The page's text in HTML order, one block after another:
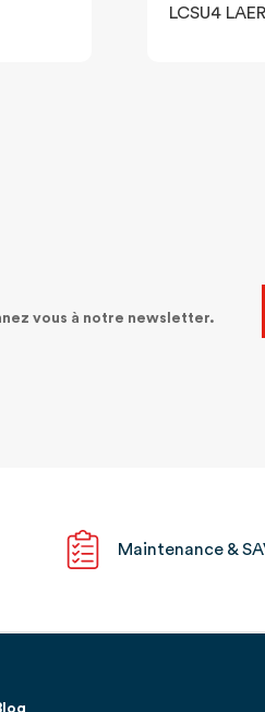
LCSU4
vous à notre newsletter.
Maintenance &